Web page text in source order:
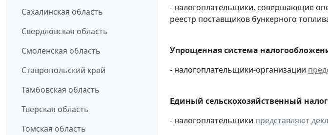
Сахалинская область
Свердловская область
Смоленская область
Ставропольский край
Тамбовская область
Тверская область
Томская область
- налогоплательщики, совершающие
реестр поставщиков бункерного
Упрощенная система
- налогоплательщики-организации
Единый сельскохозяйственный
- налогоплательщики представляют